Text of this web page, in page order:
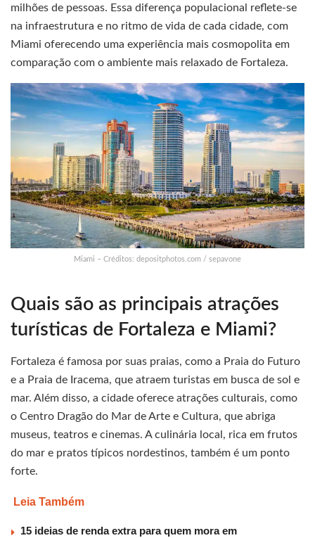
milhões de pessoas. Essa diferença populacional reflete-se
na infraestrutura e no ritmo de vida de cada cidade, com
Miami oferecendo uma experiência mais cosmopolita em
comparação com o ambiente mais relaxado de Fortaleza.
Miami – Créditos: depositphotos.com / sepavone
Quais são as principais atrações
turísticas de Fortaleza e Miami?
Fortaleza é famosa por suas praias, como a Praia do Futuro
e a Praia de Iracema, que atraem turistas em busca de sol e
mar. Além disso, a cidade oferece atrações culturais, como
o Centro Dragão do Mar de Arte e Cultura, que abriga
museus, teatros e cinemas. A culinária local, rica em frutos
do mar e pratos típicos nordestinos, também é um ponto
forte.
Leia Também
15 ideias de renda extra para quem mora em